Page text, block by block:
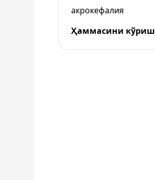
акрокефалия
Ҳаммасини кўриш